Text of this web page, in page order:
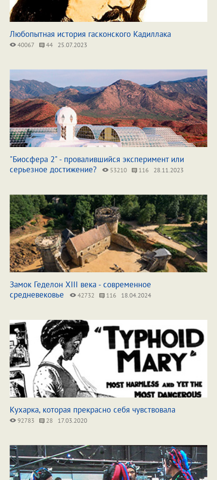
Любопытная история гасконского Кадиллака
40067 44 25.07.2023
"Биосфера 2" - провалившийся эксперимент или
серьезное достижение?
53210 116 28.11.2023
Замок Геделон XIII века - современное
средневековье
42732 116 18.04.2024
Кухарка, которая прекрасно себя чувствовала
92783 28 17.03.2020